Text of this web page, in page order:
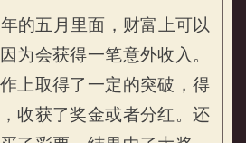
的五月里面，财富上可以
为会获得一笔意外收入。
上取得了一定的突破，得
收获了奖金或者分红。还